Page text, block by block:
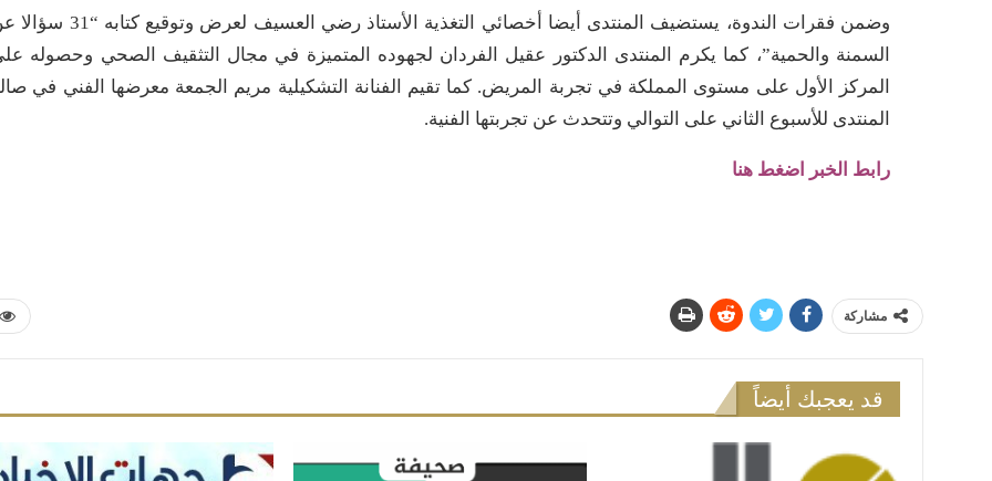
وضمن فقرات الندوة، يستضيف المنتدى أيضا أخصائي التغذية الأستاذ رضي العسيف لعرض
السمنة والحمية”، كما يكرم المنتدى الدكتور عقيل الفردان لجهوده المتميزة في مجال التثقيف الصحي وحصوله
المركز الأول على مستوى المملكة في تجربة المريض. كما تقيم الفنانة التشكيلية مريم الجمعة معرضها الفني في
المنتدى للأسبوع الثاني على التوالي وتتحدث عن تجربتها الفنية.
رابط الخبر اضغط هنا
مشاركة
قد يعجبك أيضاً